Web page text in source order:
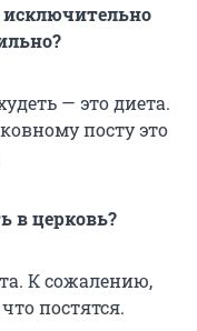
— это диета.
посту это
в церковь?
К сожалению,
постятся.